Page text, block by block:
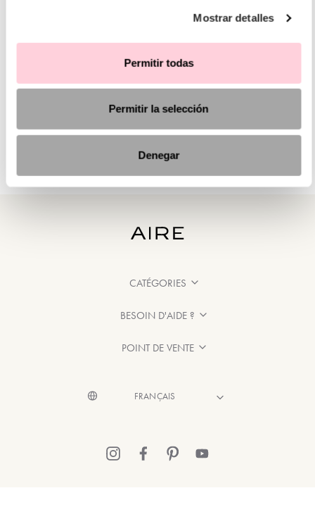
Mostrar detalles
Permitir todas
Permitir la selección
Denegar
CATÉGORIES
BESOIN D'AIDE ?
POINT DE VENTE